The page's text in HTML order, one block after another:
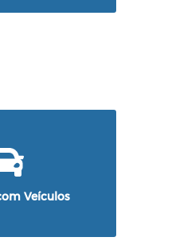
Veículos